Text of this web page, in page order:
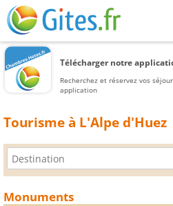
Télécharger notre
Recherchez et réservez vos
application
Tourisme à L'Alpe d'Huez
Monuments